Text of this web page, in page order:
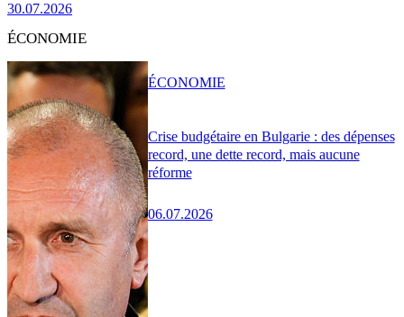
30.07.2026
ÉCONOMIE
Crise budgétaire en Bulgarie : des dépenses
record, une dette record, mais aucune
réforme
06.07.2026
ÉCONOMIE